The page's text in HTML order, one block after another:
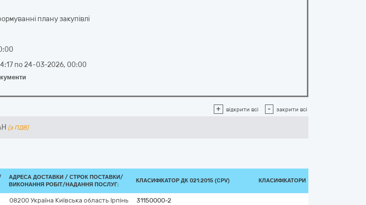
плану закупівлі
по24-03-2026, 00:00
+ відкрити всі - закрити всі
(з ПДВ)
АДРЕСА ДОСТАВКИ / СТРОК ПОСТАВКИ/
ВИКОНАННЯ РОБІТ/НАДАННЯ ПОСЛУГ:
КЛАСИФІКАТОР ДК 021:2015 (CPV) КЛАСИФІКАТОРИ
08200 Україна Київська область Ірпінь
31150000-2